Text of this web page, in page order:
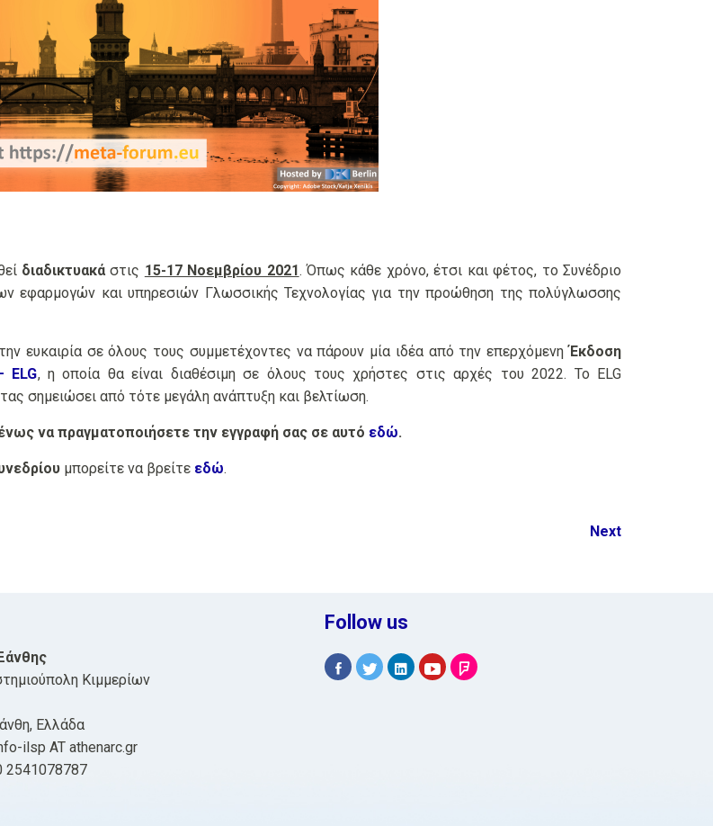
διαδικτυακάστις 15-17 Νοεμβρίου 2021. Όπως κάθε χρόνο, έτσι και φέτος, το Συνέδριο
εφαρμογών και υπηρεσιών Γλωσσικής Τεχνολογίας για την προώθηση της πολύγλωσσης
ευκαιρία σε όλους τους συμμετέχοντες να πάρουν μία ιδέα από την επερχόμενηΈκδοση
ELG, η οποία θα είναι διαθέσιμη σε όλους τους χρήστες στις αρχές του 2022. Το ELG
σημειώσει από τότε μεγάλη ανάπτυξη και βελτίωση.
να πραγματοποιήσετε την εγγραφή σας σε αυτό εδώ.
μπορείτε να βρείτε εδώ.
Next
Κιμμερίων
Ελλάδα
ilsp AT athenarc.gr
2541078787
Follow us